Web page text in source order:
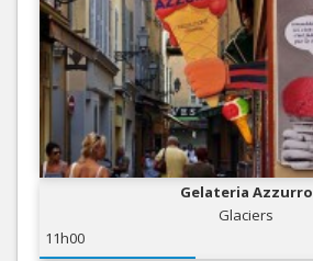
Gelateria Azzurro
Glaciers
11h00